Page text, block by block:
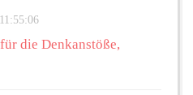
die Denkanstöße,